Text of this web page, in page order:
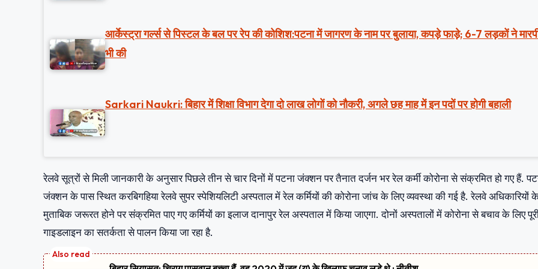
आर्केस्ट्रा गर्ल्स से पिस्टल के बल पर रेप की कोशिश:पटना में जागरण के नाम पर बुलाया, कपड़े फाड़े; 6-7 लड़कों ने
भी की
Sarkari Naukri: बिहार में शिक्षा विभाग देगा दो लाख लोगों को नौकरी, अगले छह माह में इन पदों पर होगी बहाली
रेलवे सूत्रों से मिली जानकारी के अनुसार पिछले तीन से चार दिनों में पटना जंक्‍शन पर तैनात दर्जन भर रेल कर्मी कोरोना से संक्रमित हो गए हैं.
जंक्‍शन के पास स्थित करबिगहिया रेलवे सुपर स्‍पेश‍ियलिटी अस्‍पताल में रेल कर्मियों की कोरोना जांच के लिए व्‍यवस्‍था की गई है. रेलवे अधिकारियों
मुताबिक जरूरत होने पर संक्रमित पाए गए कर्मियों का इलाज दानापुर रेल अस्‍पताल में किया जाएगा. दोनों अस्‍पतालों में कोरोना से बचाव के लिए
गाइडलाइन का सतर्कता से पालन किया जा रहा है.